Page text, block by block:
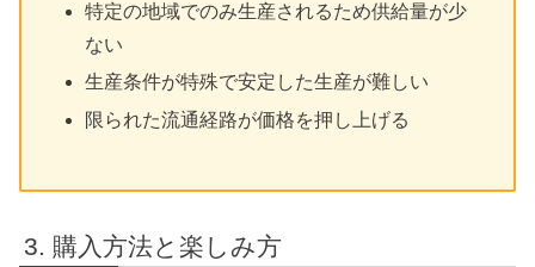
特定の地域でのみ生産されるため供給量が少
ない
生産条件が特殊で安定した生産が難しい
限られた流通経路が価格を押し上げる
購入方法と楽しみ方